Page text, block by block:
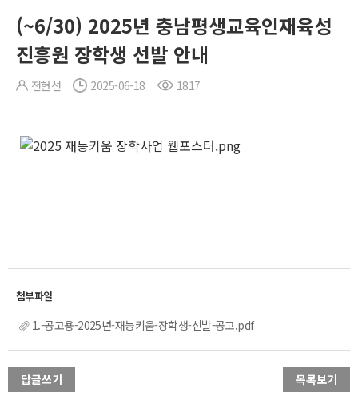
(~6/30) 2025년 충남평생교육인재육성
진흥원 장학생 선발 안내
전현선 2025-06-18 1817
1.-공고용-2025년-재능키움-장학생-선발-공고.pdf
답글쓰기 목록보기